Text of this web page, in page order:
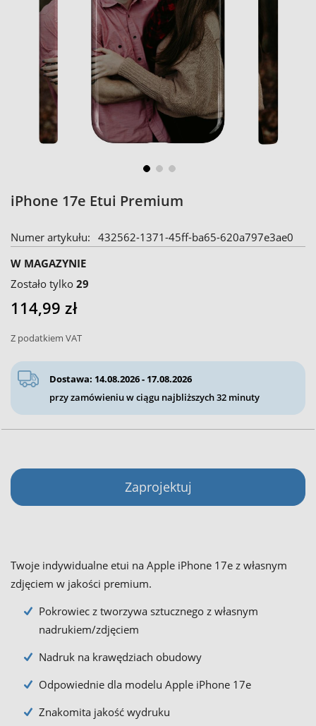
iPhone 17e Etui Premium
Numer artykułu
432562-1371-45ff-ba65-620a797e3ae0
W MAGAZYNIE
Zostało tylko 29
114,99 zł
Z podatkiem VAT
Dostawa: 14.08.2026 - 17.08.2026
przy zamówieniu w ciągu najbliższych32 minuty
Zaprojektuj
Twoje indywidualne etui na Apple iPhone 17e z własnym
zdjęciem w jakości premium.
Pokrowiec z tworzywa sztucznego z własnym
nadrukiem/zdjęciem
Nadruk na krawędziach obudowy
Odpowiednie dla modelu Apple iPhone 17e
Znakomita jakość wydruku
to
beginning
of
the
gallery